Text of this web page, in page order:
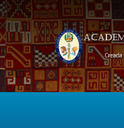
Pasar al contenido principal